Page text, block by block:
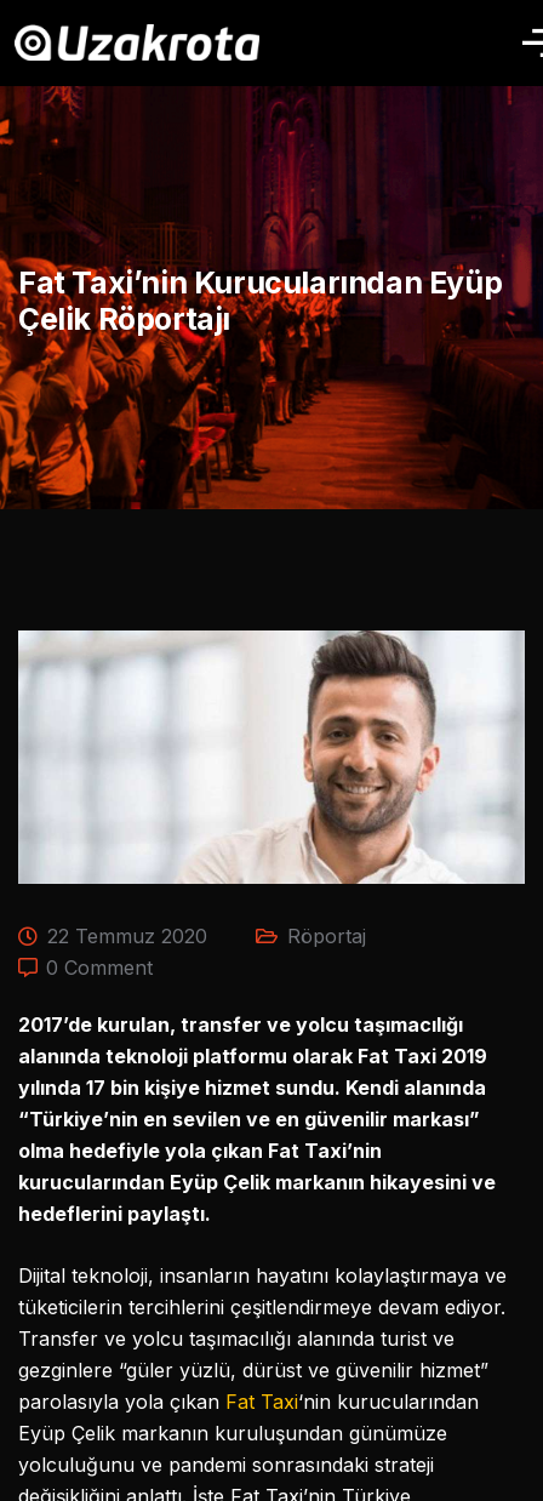
Fat Taxi’nin Kurucularından Eyüp
Çelik Röportajı
22 Temmuz 2020
Röportaj
0 Comment
2017’de kurulan, transfer ve yolcu taşımacılığı
alanında teknoloji platformu olarak Fat Taxi 2019
yılında 17 bin kişiye hizmet sundu. Kendi alanında
“Türkiye’nin en sevilen ve en güvenilir markası”
olma hedefiyle yola çıkan Fat Taxi’nin
kurucularından Eyüp Çelik markanın hikayesini ve
hedeflerini paylaştı.
Dijital teknoloji, insanların hayatını kolaylaştırmaya ve
tüketicilerin tercihlerini çeşitlendirmeye devam ediyor.
Transfer ve yolcu taşımacılığı alanında turist ve
gezginlere “güler yüzlü, dürüst ve güvenilir hizmet”
parolasıyla yola çıkan Fat Taxi‘nin kurucularından
Eyüp Çelik markanın kuruluşundan günümüze
yolculuğunu ve pandemi sonrasındaki strateji
değişikliğini anlattı. İşte Fat Taxi’nin Türkiye